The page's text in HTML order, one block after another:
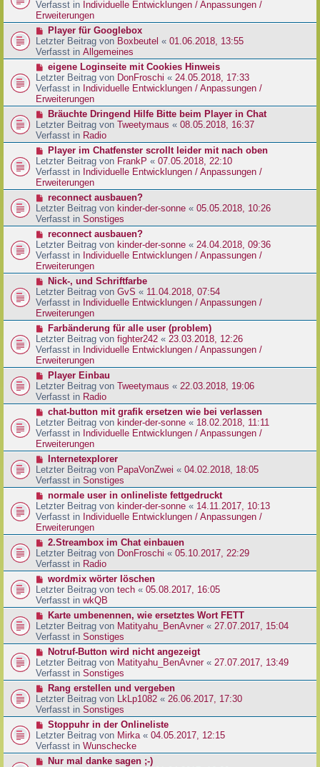
g
i
t
a
g
u
e
r
B
e
i
r
a
g
Verfasst in Individuelle Entwicklungen / Anpassungen /
Erweiterungen
N
e
u
e
r
B
e
i
r
a
g
Player für Googlebox
Letzter Beitrag von Boxbeutel « 01.06.2018, 13:55
Verfasst in Allgemeines
N
e
u
e
r
B
e
i
r
a
g
eigene Loginseite mit Cookies Hinweis
Letzter Beitrag von DonFroschi « 24.05.2018, 17:33
Verfasst in Individuelle Entwicklungen / Anpassungen /
Erweiterungen
N
e
u
e
r
B
e
i
r
a
g
Bräuchte Dringend Hilfe Bitte beim Player in Chat
Letzter Beitrag von Tweetymaus « 08.05.2018, 16:37
Verfasst in Radio
N
e
u
e
r
B
e
i
r
a
g
Player im Chatfenster scrollt leider mit nach oben
Letzter Beitrag von FrankP « 07.05.2018, 22:10
Verfasst in Individuelle Entwicklungen / Anpassungen /
Erweiterungen
N
e
u
e
r
B
e
i
r
a
g
reconnect ausbauen?
Letzter Beitrag von kinder-der-sonne « 05.05.2018, 10:26
Verfasst in Sonstiges
N
e
u
e
r
B
e
i
t
a
g
reconnect ausbauen?
Letzter Beitrag von kinder-der-sonne « 24.04.2018, 09:36
Verfasst in Individuelle Entwicklungen / Anpassungen /
Erweiterungen
N
e
u
e
r
B
e
i
t
a
g
Nick-, und Schriftfarbe
Letzter Beitrag von GvS « 11.04.2018, 07:54
Verfasst in Individuelle Entwicklungen / Anpassungen /
Erweiterungen
N
e
u
e
r
B
e
i
r
a
g
Farbänderung für alle user (problem)
Letzter Beitrag von fighter242 « 23.03.2018, 12:26
Verfasst in Individuelle Entwicklungen / Anpassungen /
Erweiterungen
N
e
u
e
r
B
e
i
r
a
g
Player Einbau
Letzter Beitrag von Tweetymaus « 22.03.2018, 19:06
Verfasst in Radio
N
e
u
e
r
B
e
i
r
a
g
chat-button mit grafik ersetzen wie bei verlassen
Letzter Beitrag von kinder-der-sonne « 18.02.2018, 11:11
Verfasst in Individuelle Entwicklungen / Anpassungen /
Erweiterungen
N
e
u
e
r
B
e
i
r
a
g
Internetexplorer
Letzter Beitrag von PapaVonZwei « 04.02.2018, 18:05
Verfasst in Sonstiges
N
e
u
e
r
B
e
i
r
a
g
normale user in onlineliste fettgedruckt
Letzter Beitrag von kinder-der-sonne « 14.11.2017, 10:13
Verfasst in Individuelle Entwicklungen / Anpassungen /
Erweiterungen
N
e
u
e
r
B
e
t
r
a
g
2.Streambox im Chat einbauen
Letzter Beitrag von DonFroschi « 05.10.2017, 22:29
Verfasst in Radio
N
e
u
e
r
B
e
t
r
a
g
wordmix wörter löschen
Letzter Beitrag von tech « 05.08.2017, 16:05
Verfasst in wkQB
N
e
u
e
r
B
e
t
r
a
g
Karte umbenennen, wie ersetztes Wort FETT
Letzter Beitrag von Matityahu_BenAvner « 27.07.2017, 15:04
Verfasst in Sonstiges
N
e
u
e
r
B
e
t
r
a
Notruf-Button wird nicht angezeigt
Letzter Beitrag von Matityahu_BenAvner« 27.07.2017, 13:49
Verfasst in Sonstiges
N
e
u
e
r
B
e
Rang erstellen und vergeben
Letzter Beitrag von LkLp1082 « 26.06.2017, 17:30
Verfasst in Sonstiges
N
e
u
e
Stoppuhr in der Onlineliste
Letzter Beitrag von Mirka« 04.05.2017, 12:15
Verfasst in Wunschecke
NNur mal danke sagen ;-)